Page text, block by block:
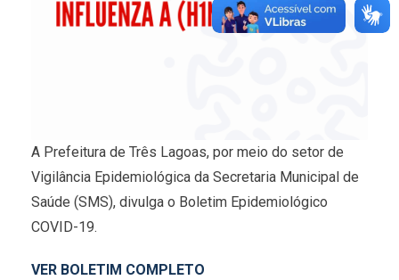
A Prefeitura de Três Lagoas, por meio do setor de
Vigilância Epidemiológica da Secretaria Municipal de
Saúde (SMS), divulga o Boletim Epidemiológico
COVID-19.
VER BOLETIM COMPLETO